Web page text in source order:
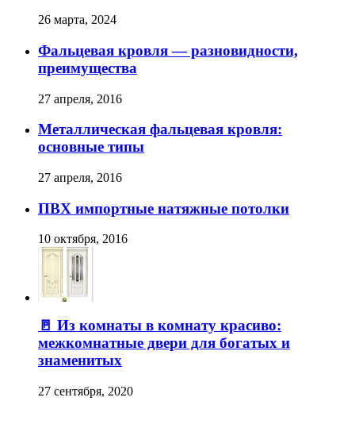
26 марта, 2024
Фальцевая кровля — разновидности,
преимущества
27 апреля, 2016
Металлическая фальцевая кровля:
основные типы
27 апреля, 2016
ПВХ импортные натяжные потолки
10 октября, 2016
🚪 Из комнаты в комнату красиво:
межкомнатные двери для богатых и
знаменитых
27 сентября, 2020